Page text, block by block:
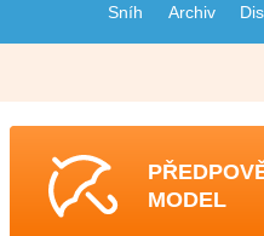
Sníh Archiv
MODEL